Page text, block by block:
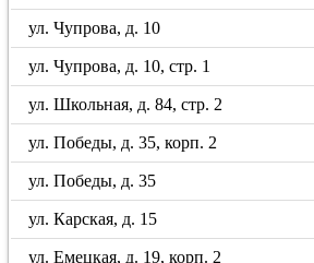
ул. Чупрова, д. 10
ул. Чупрова, д. 10, стр. 1
ул. Школьная, д. 84, стр. 2
ул. Победы, д. 35, корп. 2
ул. Победы, д. 35
ул. Карская, д. 15
ул. Емецкая, д. 19, корп. 2